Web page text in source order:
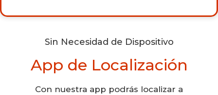
Sin Necesidad de Dispositivo
App de Localización
Con nuestra app podrás localizar a